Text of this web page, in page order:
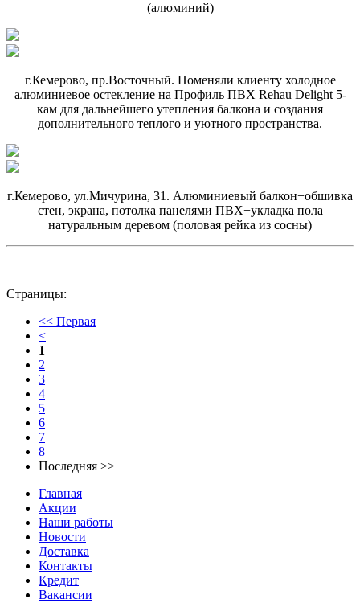
(алюминий)
г.Кемерово, пр.Восточный. Поменяли клиенту холодное
алюминиевое остекление на Профиль ПВХ Rehau Delight 5-
кам для дальнейшего утепления балкона и создания
дополнительного теплого и уютного пространства.
г.Кемерово, ул.Мичурина, 31. Алюминиевый балкон+обшивка
стен, экрана, потолка панелями ПВХ+укладка пола
натуральным деревом (половая рейка из сосны)
Страницы:
<< Первая
<
1
2
3
4
5
6
7
8
Последняя >>
Главная
Акции
Наши работы
Новости
Доставка
Контакты
Кредит
Вакансии